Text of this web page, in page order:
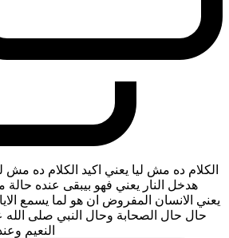
الكلام ده مش ليا يعني اكيد الكلام ده مش
هدخل النار يعني فهو بيبقى عنده
يعني الانسان المفروض ان هو لما يسمع
حال حال الصحابة وحال النبي صلى الله
النعيم